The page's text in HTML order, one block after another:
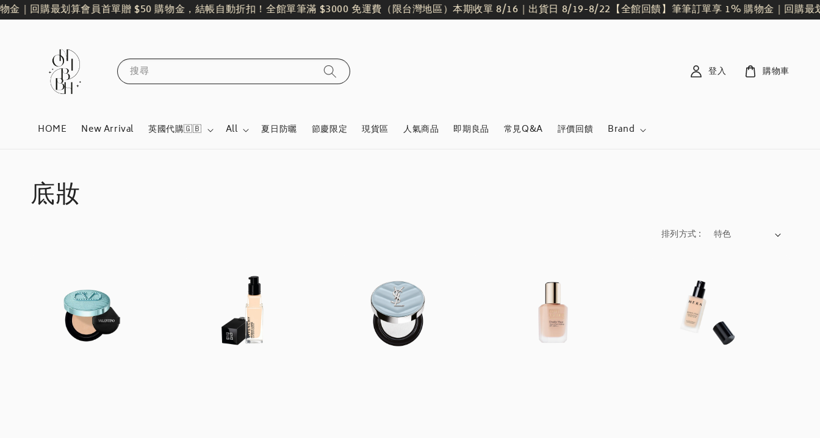
回購最划算會員首單贈 $50 購物金，結帳自動折扣！全館單筆滿 $3000 免運費（限台灣地區）本期收單 8/16｜出貨日 8/19-8/22【全館回饋】筆筆訂單享 1% 購物金｜回購最划算
搜尋
HOME New Arrival 英國代購🇬🇧 All 夏日防曬 節慶限定 現貨區 人氣商品 即期良品 常見Q&A 評價回饋 Brand
登入 購物車
底妝
排列方式 :